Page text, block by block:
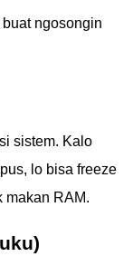
ngosongin
sistem. Kalo
lo bisa freeze
makan RAM.